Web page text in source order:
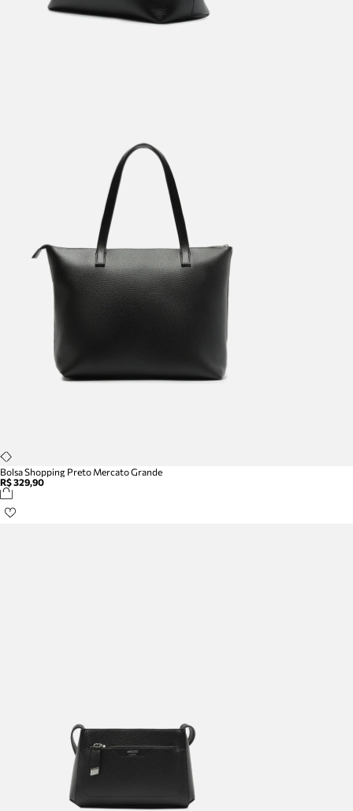
Bolsa Shopping Preto Mercato Grande
R$ 329,90